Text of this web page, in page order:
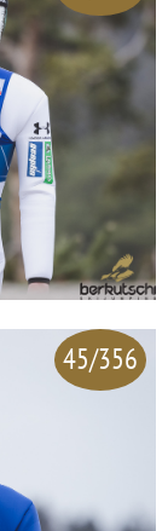
45/356